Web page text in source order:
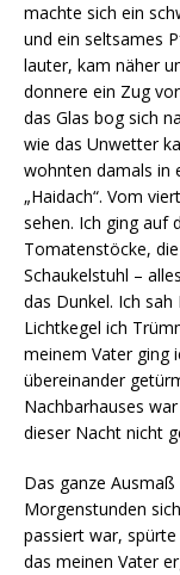
machte sich ein
und ein seltsames
lauter, kam näher
donnere ein Zug
das Glas bog sich
wie das Unwetter
wohnten damals in
„Haidach“. Vom
sehen. Ich ging auf
Tomatenstöcke,
Schaukelstuhl –
das Dunkel. Ich
Lichtkegel ich
meinem Vater ging
übereinander
Nachbarhauses
dieser Nacht nicht
Das ganze
Morgenstunden
passiert war,
das meinen Vater